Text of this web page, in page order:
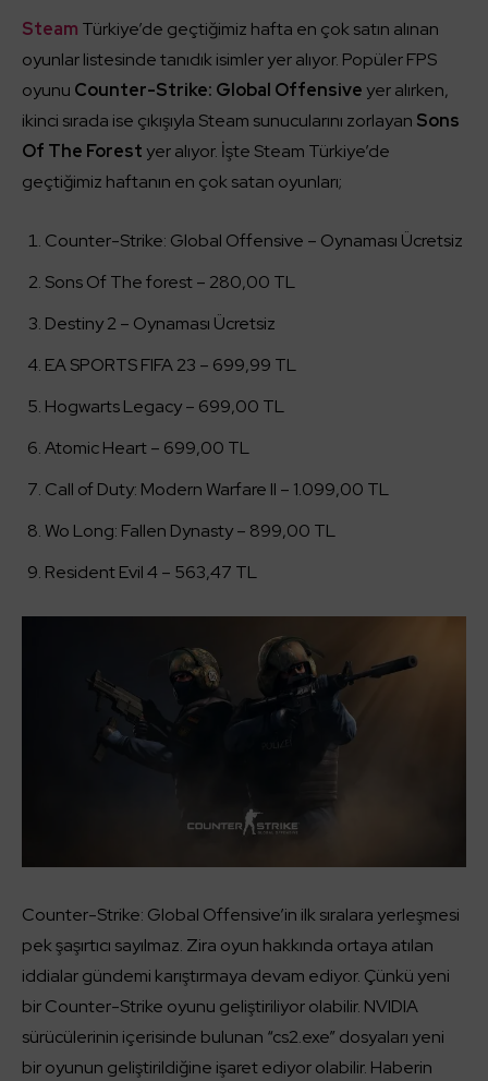
Steam Türkiye’de geçtiğimiz hafta en çok satın alınan
oyunlar listesinde tanıdık isimler yer alıyor. Popüler FPS
oyunu Counter-Strike: Global Offensive yer alırken,
ikinci sırada ise çıkışıyla Steam sunucularını zorlayan Sons
Of The Forest yer alıyor. İşte Steam Türkiye’de
geçtiğimiz haftanın en çok satan oyunları;
Counter-Strike: Global Offensive – Oynaması Ücretsiz
Sons Of The forest – 280,00 TL
Destiny 2 – Oynaması Ücretsiz
EA SPORTS FIFA 23 – 699,99 TL
Hogwarts Legacy – 699,00 TL
Atomic Heart – 699,00 TL
Call of Duty: Modern Warfare II – 1.099,00 TL
Wo Long: Fallen Dynasty – 899,00 TL
Resident Evil 4 – 563,47 TL
Counter-Strike: Global Offensive’in ilk sıralara yerleşmesi
pek şaşırtıcı sayılmaz. Zira oyun hakkında ortaya atılan
iddialar gündemi karıştırmaya devam ediyor. Çünkü yeni
bir Counter-Strike oyunu geliştiriliyor olabilir. NVIDIA
sürücülerinin içerisinde bulunan “cs2.exe” dosyaları yeni
bir oyunun geliştirildiğine işaret ediyor olabilir. Haberin